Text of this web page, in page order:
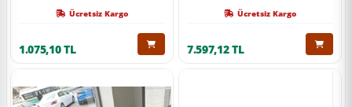
Ücretsiz Kargo
1.075,10 TL
Ücretsiz Kargo
7.597,12 TL